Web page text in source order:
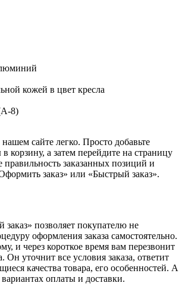
кожей в цвет кресла
8)
сайте легко. Просто добавьте
корзину, а затем перейдите на страницу
правильность заказанных позиций и
заказ» или «Быстрый заказ».
позволяет покупателю не
оформления заказа самостоятельно.
и через короткое время вам перезвонит
Он уточнит все условия заказа, ответит
качества товара, его особенностей. А
оплаты и доставки.